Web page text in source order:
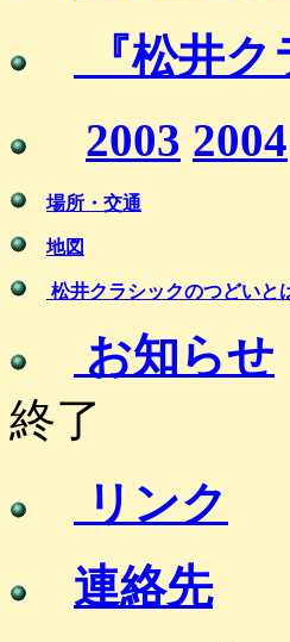
『松井
2003 2004
場所・交通
地図
松井クラシックのつどいと
お知らせ
終了
リンク
連絡先